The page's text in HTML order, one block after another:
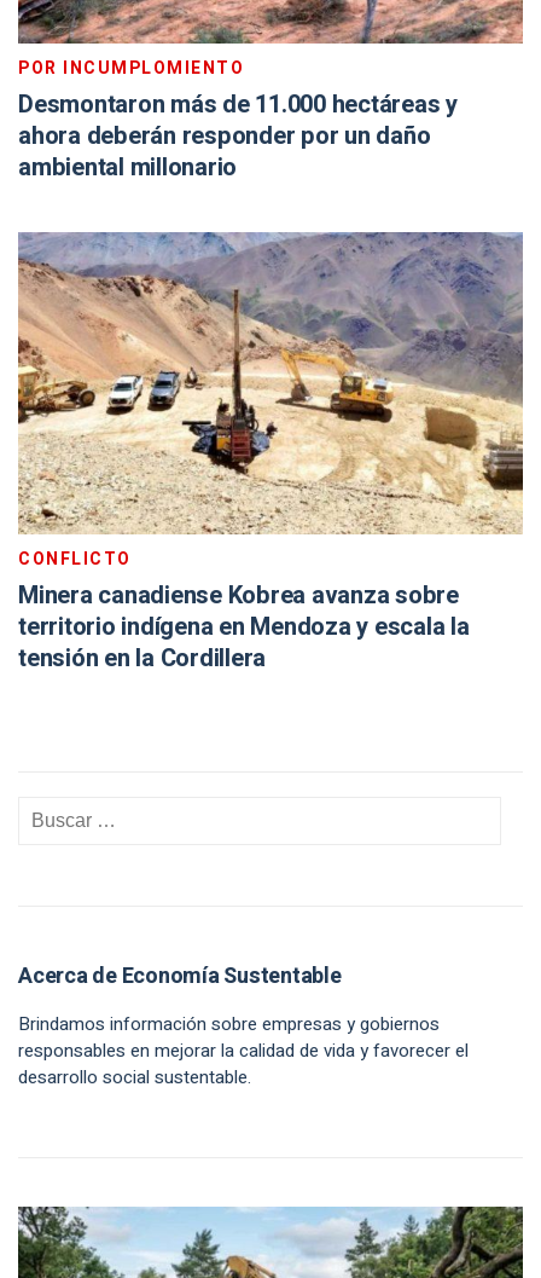
POR INCUMPLOMIENTO
Desmontaron más de 11.000 hectáreas y
ahora deberán responder por un daño
ambiental millonario
CONFLICTO
Minera canadiense Kobrea avanza sobre
territorio indígena en Mendoza y escala la
tensión en la Cordillera
Acerca de Economía Sustentable
Brindamos información sobre empresas y gobiernos
responsables en mejorar la calidad de vida y favorecer el
desarrollo social sustentable.